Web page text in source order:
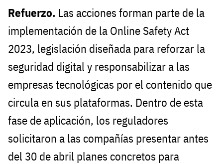
Refuerzo. Las acciones forman parte de la
implementación de la Online Safety Act
2023, legislación diseñada para reforzar la
seguridad digital y responsabilizar a las
empresas tecnológicas por el contenido que
circula en sus plataformas. Dentro de esta
fase de aplicación, los reguladores
solicitaron a las compañías presentar antes
del 30 de abril planes concretos para